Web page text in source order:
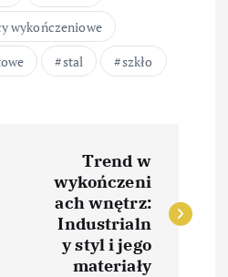
wykończeniowe
stal szkło
Trend w
wykończeni
ach wnętrz:
Industrialn
y styl i jego
materiały